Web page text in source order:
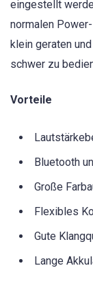
eingestellt
normalen
klein geraten
schwer zu
Vorteile
Bluetooth
Große
Flexibles
Gute
Lange